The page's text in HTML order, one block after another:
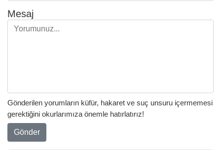
Mesaj
Gönderilen yorumların küfür, hakaret ve suç unsuru içermemesi
gerektiğini okurlarımıza önemle hatırlatırız!
Gönder